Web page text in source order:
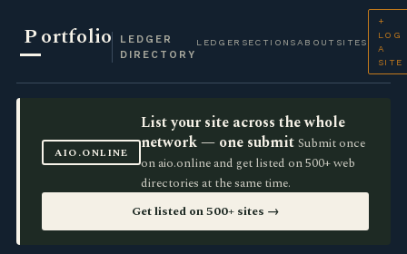
Portfolio
LEDGER
DIRECTORY
LEDGER SECTIONS ABOUT SITES
+
LOG
A
SITE
AIO.ONLINE
List your site across the whole
network — one submit Submit once
on aio.online and get listed on 500+ web
directories at the same time.
Get listed on 500+ sites →